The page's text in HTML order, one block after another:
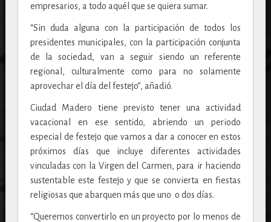
empresarios, a todo aquél que se quiera sumar.
“Sin duda alguna con la participación de todos los
presidentes municipales, con la participación conjunta
de la sociedad, van a seguir siendo un referente
regional, culturalmente como para no solamente
aprovechar el día del festejo”, añadió.
Ciudad Madero tiene previsto tener una actividad
vacacional en ese sentido, abriendo un periodo
especial de festejo que vamos a dar a conocer en estos
próximos días que incluye diferentes actividades
vinculadas con la Virgen del Carmen, para ir haciendo
sustentable este festejo y que se convierta en fiestas
religiosas que abarquen más que uno o dos días.
“Queremos convertirlo en un proyecto por lo menos de